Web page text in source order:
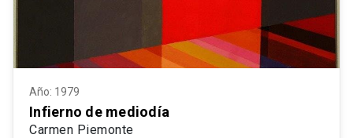
Año: 1979
Infierno de mediodía
Carmen Piemonte